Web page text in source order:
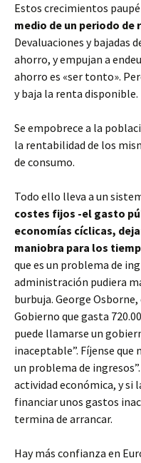
Estos crecimientos
medio de un periodo
Devaluaciones y bajadas
ahorro, y empujan a
ahorro es «ser tonto».
y baja la renta disponible.
Se empobrece a la
la rentabilidad de los
de consumo.
Todo ello lleva a un
costes fijos -el gasto
economías cíclicas,
maniobra para los
que es un problema de
administración pudiera
burbuja. George
Gobierno que gasta
puede llamarse un
inaceptable”. Fíjense que
un problema de
actividad económica, y si
financiar unos gastos
termina de arrancar.
Hay más confianza en